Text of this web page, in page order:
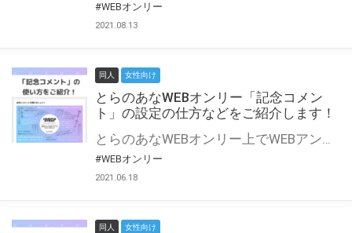
#WEBオンリー
2021.08.13
同人 女性向け
とらのあなWEBオンリー「記念コメン
ト」の設定の仕方などをご紹介します！
とらのあなWEBオンリー上でWEBアンソロジーが作成できる「記念コメント」について、その使い方や作成手順を解説します！ 支援タイプを「サークル参加型」「サークル参加型・マルシェ(イベント会場)機能付き」でお申し込みいただいている主催者様はぜひご活用ください♪ とらのあなWEBオンリーサイトはこちら
#WEBオンリー
2021.06.18
同人 女性向け